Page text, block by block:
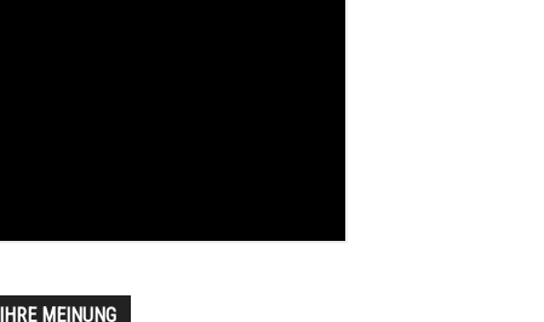
IHRE MEINUNG